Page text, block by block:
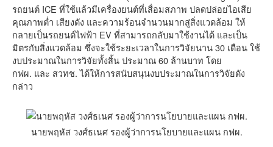
รถยนต์ ICE ที่ใช้แล้วมีเครื่องยนต์ที่เสื่อมสภาพ ปลดปล่อยไอเสีย
คุณภาพต่ำ เสียงดัง และความร้อนจำนวนมากสู่สิ่งแวดล้อม ให้
กลายเป็นรถยนต์ไฟฟ้า EV ที่สามารถกลับมาใช้งานได้ และเป็น
มิตรกับสิ่งแวดล้อม ซึ่งจะใช้ระยะเวลาในการวิจัยนาน 30 เดือน ใช้
งบประมาณในการวิจัยทั้งสิ้น ประมาณ 60 ล้านบาท โดย
กฟผ. และ สวทช. ได้ให้การสนับสนุนงบประมาณในการวิจัยดัง
กล่าว
นายพฤหัส วงศ์ธเนศ รองผู้ว่าการนโยบายและแผน กฟผ.